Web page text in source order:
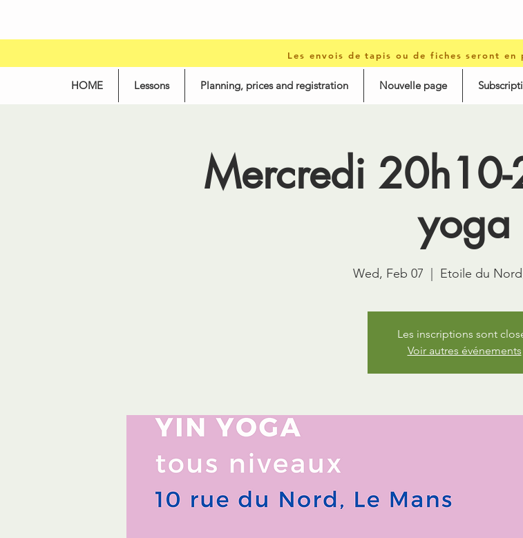
Les envois de tapis ou de fiches seront en
HOME Lessons Planning, prices and registration Nouvelle page
Mercredi
yoga
Wed, Feb 07 Etoile du
Les inscriptions sont
Voir autres événements